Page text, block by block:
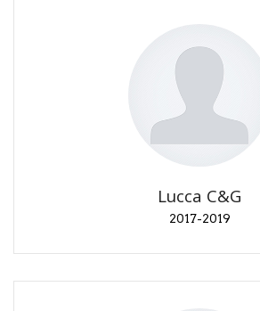
Lucca C&G
2017-2019
Lucca C&G
2017-2019
Accredito stampa. Conferenza